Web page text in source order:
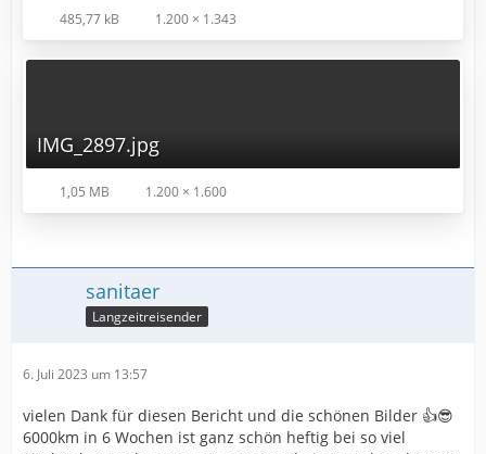
485,77 kB 1.200 × 1.343
IMG_2897.jpg
1,05 MB 1.200 × 1.600
sanitaer
Langzeitreisender
6. Juli 2023 um 13:57
vielen Dank für diesen Bericht und die schönen Bilder 👍😎
6000km in 6 Wochen ist ganz schön heftig bei so viel